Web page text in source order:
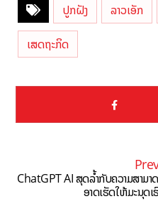
ປູກຝັງ ລາວເອັກ
ເສດຖະກິດ
ChatGPT AI ສຸດລ້ຳກັບຄວາມສາມາ
ອາດເຮັດໃຫ້ມະນຸດເ